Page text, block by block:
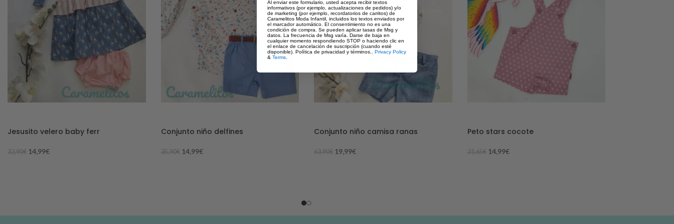
Jesusito velero baby ferr
32,90€ 14,99€
Conjunto niño delfines
35,90€ 14,99€
Conjunto niño camisa ranas
63,90€ 19,99€
Peto stars cocote
31,65€ 14,99€
Al enviar este formulario, usted acepta recibir textos
informativos (por ejemplo, actualizaciones de pedidos) y/o
de marketing (por ejemplo, recordatorios de carritos) de
Caramelitos Moda Infantil, incluidos los textos enviados por
el marcador automático. El consentimiento no es una
condición de compra. Se pueden aplicar tasas de Msg y
datos. La frecuencia de Msg varía. Darse de baja en
cualquier momento respondiendo STOP o haciendo clic en
el enlace de cancelación de suscripción (cuando esté
disponible). Política de privacidad y términos.. Privacy Policy
& Terms